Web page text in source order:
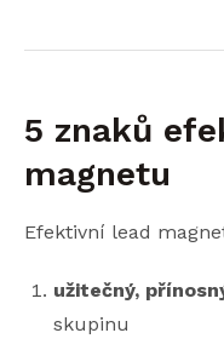
5 znaků
magnetu
Efektivní lead
užitečný,
skupinu